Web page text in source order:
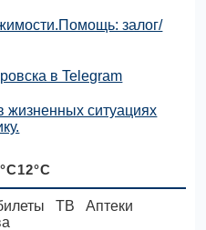
залог/
в Telegram
ситуациях
ТВ
Аптеки